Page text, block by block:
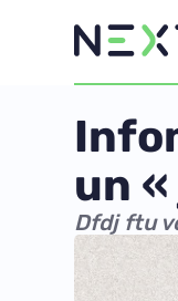
un
Dfdj ftu